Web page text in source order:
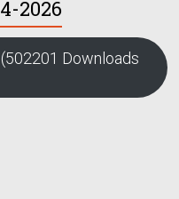
2026
Downloads